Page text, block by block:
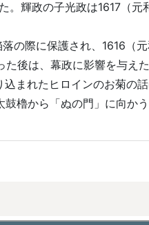
。輝政の子光政は1617（元
の際に保護され、1616（
後は、幕政に影響を与えた
まれたヒロインのお菊の
櫓から「ぬの門」に向かう